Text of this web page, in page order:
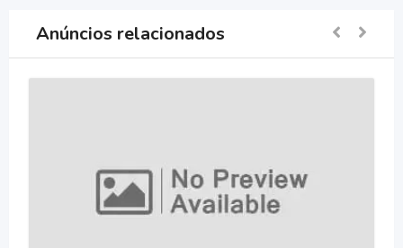
Anúncios relacionados